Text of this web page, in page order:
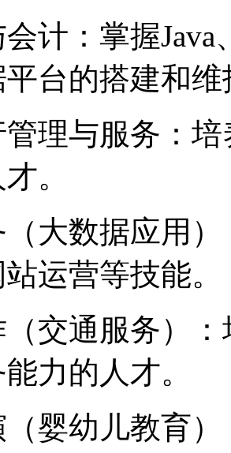
计：掌握
台的搭建和
理与服务：
。
大数据应用
运营等技能。
交通服务）
力的人才。
婴幼儿教育